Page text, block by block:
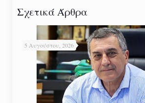
Σχετικά Άρθρα
5 Αυγούστου, 2026